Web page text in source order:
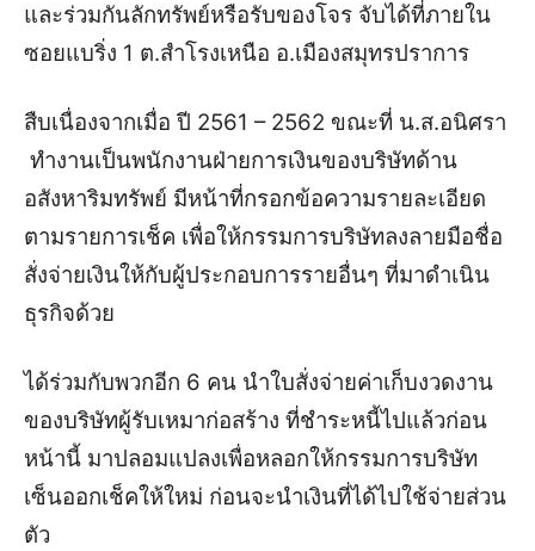
และร่วมกันลักทรัพย์หรือรับของโจร จับได้ที่ภายใน
ซอยแบริ่ง 1 ต.สำโรงเหนือ อ.เมืองสมุทรปราการ
สืบเนื่องจากเมื่อ ปี 2561 – 2562 ขณะที่ น.ส.อนิศรา
ทำงานเป็นพนักงานฝ่ายการเงินของบริษัทด้าน
อสังหาริมทรัพย์ มีหน้าที่กรอกข้อความรายละเอียด
ตามรายการเช็ค เพื่อให้กรรมการบริษัทลงลายมือชื่อ
สั่งจ่ายเงินให้กับผู้ประกอบการรายอื่นๆ ที่มาดำเนิน
ธุรกิจด้วย
ได้ร่วมกับพวกอีก 6 คน นำใบสั่งจ่ายค่าเก็บงวดงาน
ของบริษัทผู้รับเหมาก่อสร้าง ที่ชำระหนี้ไปแล้วก่อน
หน้านี้ มาปลอมแปลงเพื่อหลอกให้กรรมการบริษัท
เซ็นออกเช็คให้ใหม่ ก่อนจะนำเงินที่ได้ไปใช้จ่ายส่วน
ตัว